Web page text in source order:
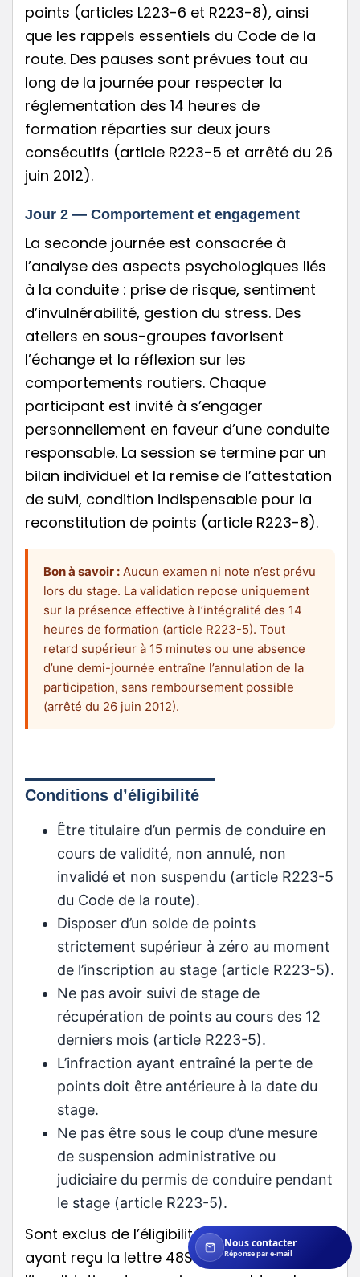
points (articles L223-6 et R223-8), ainsi
que les rappels essentiels du Code de la
route. Des pauses sont prévues tout au
long de la journée pour respecter la
réglementation des 14 heures de
formation réparties sur deux jours
consécutifs (article R223-5 et arrêté du 26
juin 2012).
Jour 2 — Comportement et engagement
La seconde journée est consacrée à
l’analyse des aspects psychologiques liés
à la conduite : prise de risque, sentiment
d’invulnérabilité, gestion du stress. Des
ateliers en sous-groupes favorisent
l’échange et la réflexion sur les
comportements routiers. Chaque
participant est invité à s’engager
personnellement en faveur d’une conduite
responsable. La session se termine par un
bilan individuel et la remise de l’attestation
de suivi, condition indispensable pour la
reconstitution de points (article R223-8).
Bon à savoir : Aucun examen ni note n’est prévu
lors du stage. La validation repose uniquement
sur la présence effective à l’intégralité des 14
heures de formation (article R223-5). Tout
retard supérieur à 15 minutes ou une absence
d’une demi-journée entraîne l’annulation de la
participation, sans remboursement possible
(arrêté du 26 juin 2012).
Conditions d’éligibilité
Être titulaire d’un permis de conduire en
cours de validité, non annulé, non
invalidé et non suspendu (article R223-5
du Code de la route).
Disposer d’un solde de points
strictement supérieur à zéro au moment
de l’inscription au stage (article R223-5).
Ne pas avoir suivi de stage de
récupération de points au cours des 12
derniers mois (article R223-5).
L’infraction ayant entraîné la perte de
points doit être antérieure à la date du
stage.
Ne pas être sous le coup d’une mesure
de suspension administrative ou
judiciaire du permis de conduire pendant
le stage (article R223-5).
Sont exclus de l’éligibilité : les conducteurs
ayant reçu la lettre 48SI notifiant
Nous contacter
Réponse par e-mail